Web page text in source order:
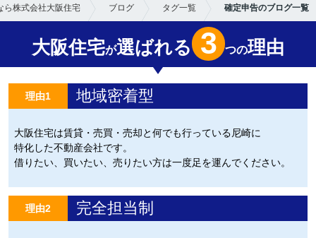
ら株式会社大阪住宅 ブログ タグ一覧 確定申告のブログ一覧
大阪住宅が選ばれる 3 つの理由
理由1 地域密着型
大阪住宅は賃貸・売買・売却と何でも行っている尼崎に
特化した不動産会社です。
借りたい、買いたい、売りたい方は一度足を運んでください。
理由2 完全担当制